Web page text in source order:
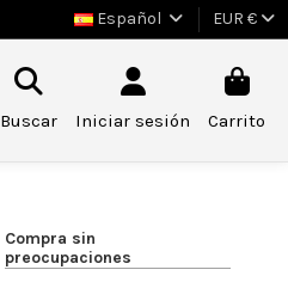
Español EUR €
Buscar Iniciar sesión Carrito
Compra sin
preocupaciones